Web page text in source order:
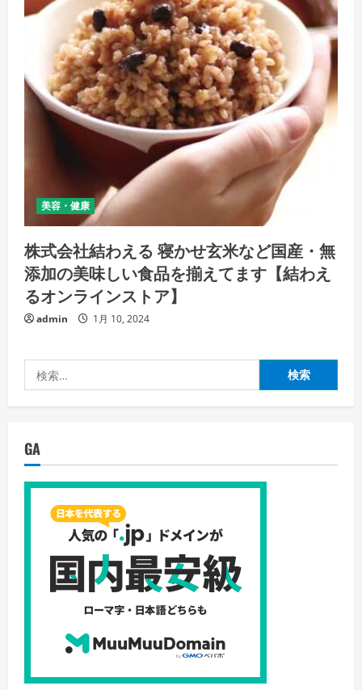
美容・健康
株式会社結わえる 寝かせ玄米など国産・無
添加の美味しい食品を揃えてます【結わえ
るオンラインストア】
admin 1月 10, 2024
索:
GA